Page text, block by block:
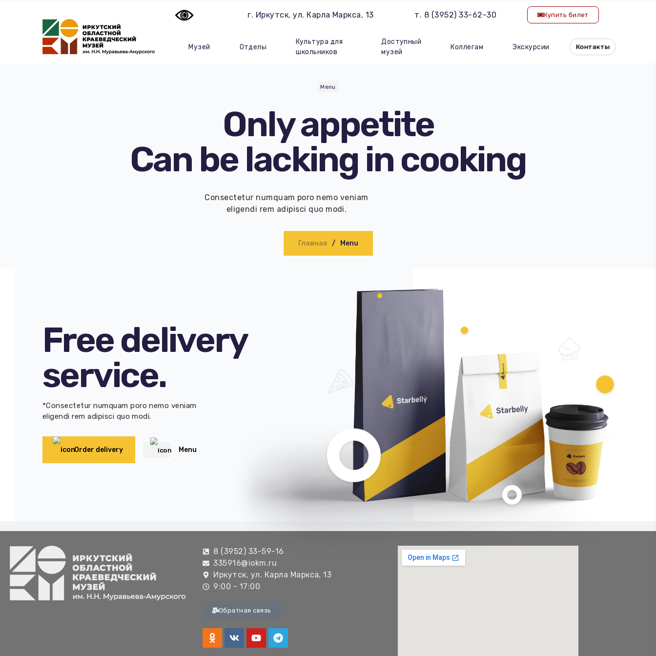
г. Иркутск, ул. Карла Маркса, 13 т. 8 (3952) 33-62-30 Купить билет
Музей Отделы
Культура для
школьников
Доступный
музей
Коллегам Экскурсии Контакты
Menu
Onlyappetite
Can be lacking in cooking
Consectetur numquam poro nemo veniam
eligendi rem adipisci quo modi.
Главная Menu
Free delivery
service.
*Consectetur numquam poro nemo veniam
eligendi rem adipisci quo modi.
Order delivery Menu
8 (3952) 33-59-16
335916@iokm.ru
Иркутск, ул. Карла Маркса, 13
9:00 - 17:00
Обратная связь